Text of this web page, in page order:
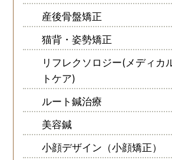
産後骨盤矯正
猫背・姿勢矯正
リフレクソロジー(メディカ
トケア)
ルート鍼治療
美容鍼
小顔デザイン（小顔矯正）